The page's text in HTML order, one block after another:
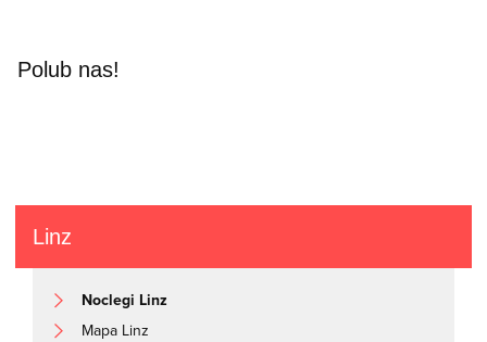
Polub nas!
Linz
Noclegi Linz
Mapa Linz